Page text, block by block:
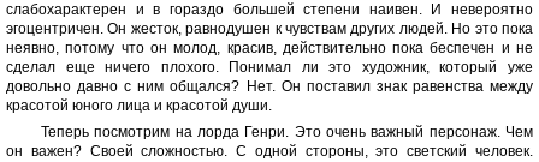
слабохарактерен и в гораздо большей степени наивен. И невероятно
эгоцентричен. Он жесток, равнодушен к чувствам других людей. Но это пока
неявно, потому что он молод, красив, действительно пока беспечен и не
сделал еще ничего плохого. Понимал ли это художник, который уже
довольно давно с ним общался? Нет. Он поставил знак равенства между
красотой юного лица и красотой души.
Теперь посмотрим на лорда Генри. Это очень важный персонаж. Чем
он важен? Своей сложностью. С одной стороны, это светский человек.